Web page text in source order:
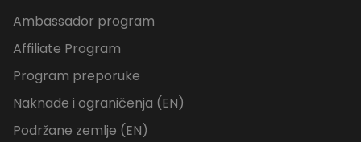
Ambassador program
Affiliate Program
Program preporuke
Naknade i ograničenja (EN)
Podržane zemlje (EN)